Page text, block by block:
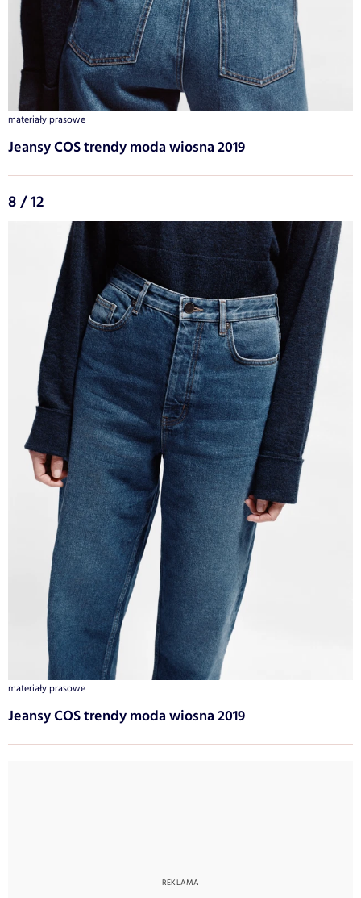
materiały prasowe
Jeansy COS trendy moda wiosna 2019
8 / 12
materiały prasowe
Jeansy COS trendy moda wiosna 2019